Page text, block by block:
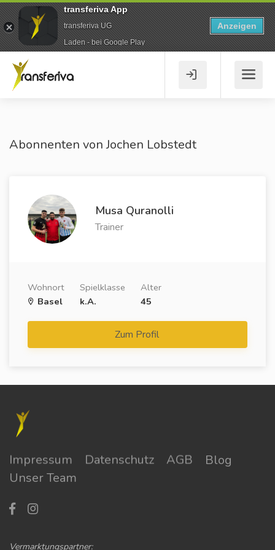
Abonnenten von Jochen Lobstedt
Musa Quranolli
Trainer
Wohnort
Basel
Spielklasse
k.A.
Alter
45
Zum Profil
Impressum Datenschutz AGB
Blog
Unser Team
Vermarktungspartner:
transferiva App
transferiva UG
Laden - bei Google Play
Anzeigen